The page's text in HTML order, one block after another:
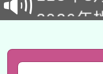
用水績
動」
桃園市
2026年
關事宜
轉知教